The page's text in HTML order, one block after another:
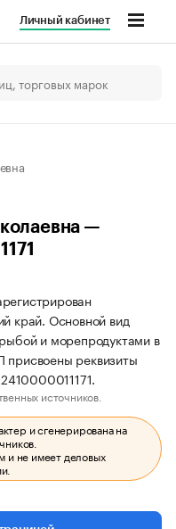
Личный кабинет
—
край. Основной вид
и морепродуктами в
присвоены реквизиты
источников.
и сгенерирована на
и не имеет деловых